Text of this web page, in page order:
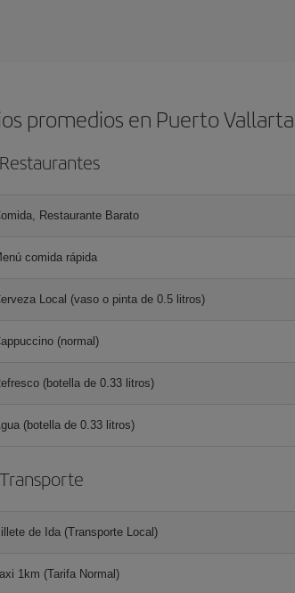
promedios en Puerto Vallarta
Restaurantes
Restaurante Barato
comida rápida
Local (vaso o pinta de 0.5 litros)
(normal)
(botella de 0.33 litros)
(botella de 0.33 litros)
Transporte
de Ida (Transporte Local)
1km (Tarifa Normal)